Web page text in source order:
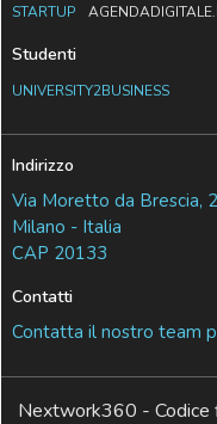
STARTUP
Studenti
UNIVERSITY2BUSINESS
Indirizzo
Via Moretto da Brescia,
Milano - Italia
CAP 20133
Contatti
Contatta il nostro team
Nextwork360 -